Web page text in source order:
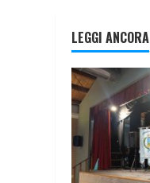
LEGGI ANCORA